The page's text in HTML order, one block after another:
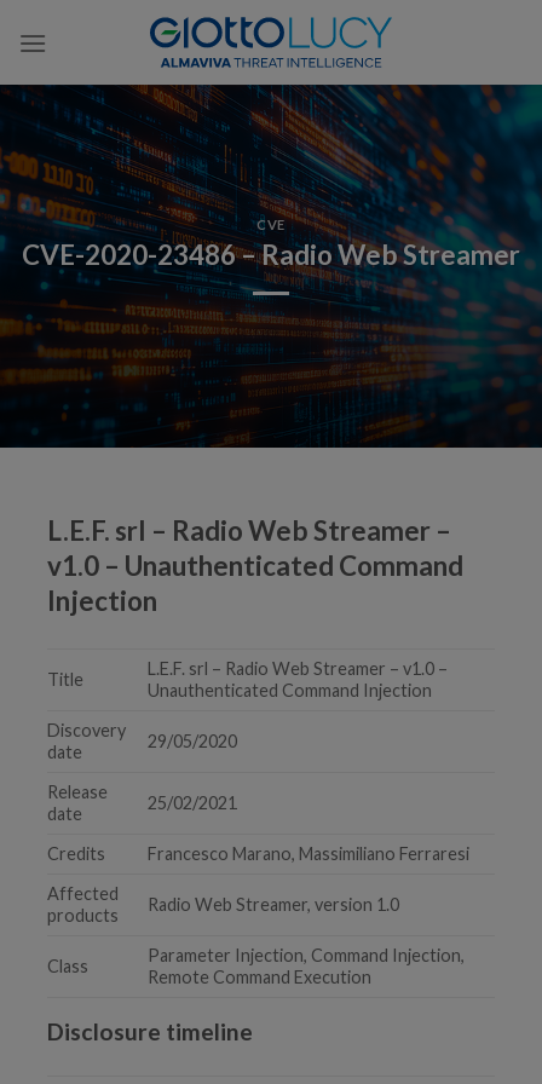
CVE
CVE-2020-23486 – Radio Web Streamer
L.E.F. srl – Radio Web Streamer –
v1.0 – Unauthenticated Command
Injection
Title
L.E.F. srl – Radio Web Streamer – v1.0 –
Unauthenticated Command Injection
Discovery
date
29/05/2020
Release
date
25/02/2021
Credits
Francesco Marano, Massimiliano Ferraresi
Affected
products
Radio Web Streamer, version 1.0
Class
Parameter Injection, Command Injection,
Remote Command Execution
Disclosure timeline